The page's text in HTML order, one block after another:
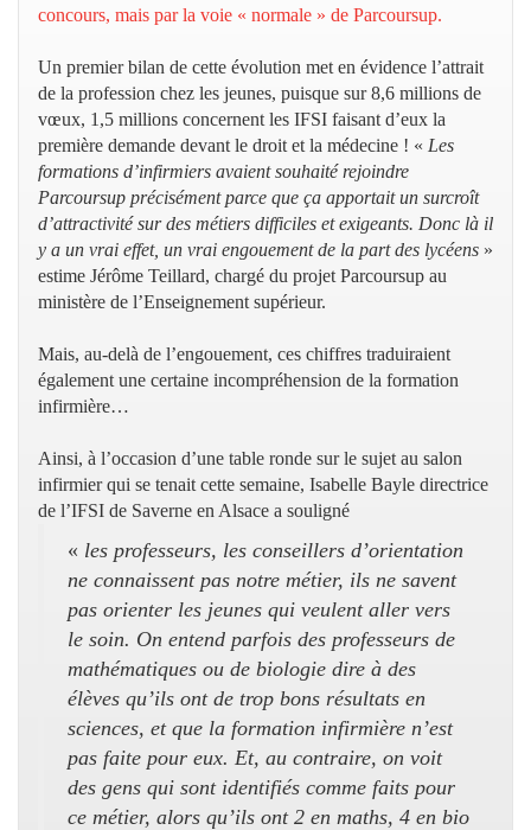
concours, mais par la voie « normale » de Parcoursup.
Un premier bilan de cette évolution met en évidence l’attrait
de la profession chez les jeunes, puisque sur 8,6 millions de
vœux, 1,5 millions concernent les IFSI faisant d’eux la
première demande devant le droit et la médecine ! « Les
formations d’infirmiers avaient souhaité rejoindre
Parcoursup précisément parce que ça apportait un surcroît
d’attractivité sur des métiers difficiles et exigeants. Donc là il
y a un vrai effet, un vrai engouement de la part des lycéens »
estime Jérôme Teillard, chargé du projet Parcoursup au
ministère de l’Enseignement supérieur.
Mais, au-delà de l’engouement, ces chiffres traduiraient
également une certaine incompréhension de la formation
infirmière…
Ainsi, à l’occasion d’une table ronde sur le sujet au salon
infirmier qui se tenait cette semaine, Isabelle Bayle directrice
de l’IFSI de Saverne en Alsace a souligné
« les professeurs, les conseillers d’orientation
ne connaissent pas notre métier, ils ne savent
pas orienter les jeunes qui veulent aller vers
le soin. On entend parfois des professeurs de
mathématiques ou de biologie dire à des
élèves qu’ils ont de trop bons résultats en
sciences, et que la formation infirmière n’est
pas faite pour eux. Et, au contraire, on voit
des gens qui sont identifiés comme faits pour
ce métier, alors qu’ils ont 2 en maths, 4 en bio